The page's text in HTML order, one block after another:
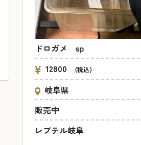
ドロガメ sp
12800
(税込)
岐阜県
販売中
レプテル岐阜